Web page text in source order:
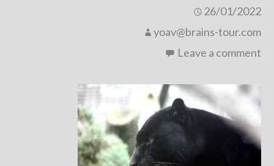
26/01/2022
yoav@brains-tour.com
Leave a comment